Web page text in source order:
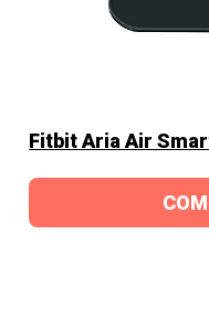
Fitbit Aria Air